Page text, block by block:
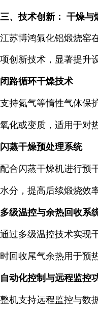
三、技术创新： 干燥与
江苏博鸿氟化铝煅烧窑
项创新技术，显著提升
闭路循环干燥技术
支持氮气等惰性气体保
氧化或变质，适用于对
闪蒸干燥预处理系统
配合闪蒸干燥机进行预
水分，提高后续煅烧效
多级温控与余热回收系
通过多级温控技术实现
时回收尾气余热用于预
自动化控制与远程监控
整机支持远程监控与数